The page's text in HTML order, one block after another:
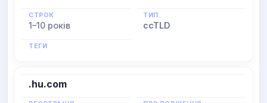
СТРОК
1–10 років
ТИП
ccTLD
ТЕГИ
.hu.com